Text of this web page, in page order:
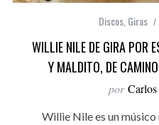
Discos, Giras
WILLIE NILE DE GIRA POR
Y MALDITO, DE
por
Willie Nile es un músico